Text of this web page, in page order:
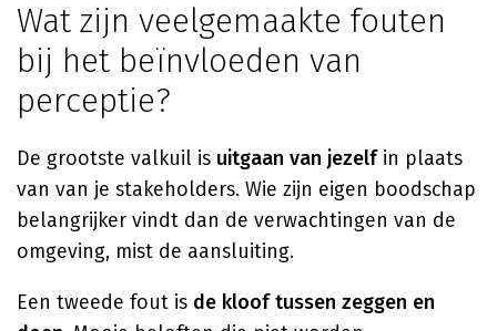
Wat zijn veelgemaakte fouten
bij het beïnvloeden van
perceptie?
De grootste valkuil is uitgaan van jezelfin plaats
van van je stakeholders. Wie zijn eigen boodschap
belangrijker vindt dan de verwachtingen van de
omgeving, mist de aansluiting.
Een tweede fout is de kloof tussen zeggen en